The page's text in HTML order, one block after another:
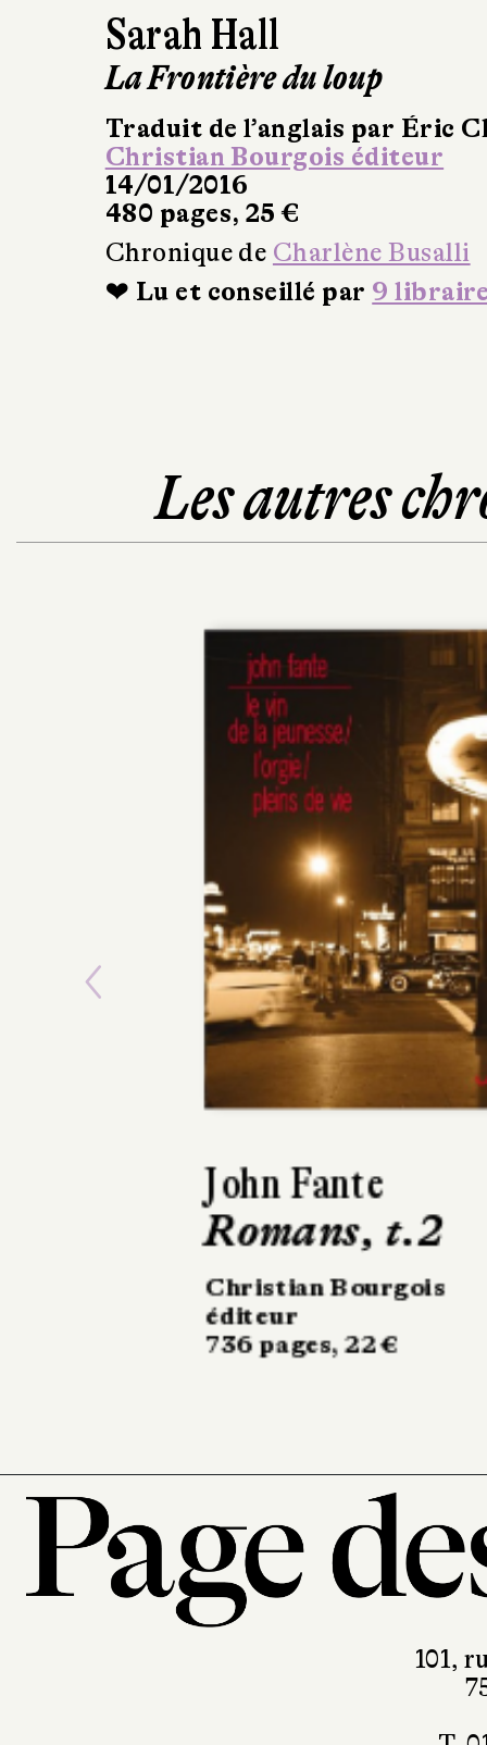
Sarah Hall
La Frontière du loup
Traduit de l’anglais par Éric
Christian Bourgois éditeur
14/01/2016
480 pages, 25 €
Chronique de Charlène Busalli
❤ Lu et conseillé par 9
Les autres
John Fante
Romans, t.3
Christian Bourgois
éditeur
540 pages, 22 €
Previous
101,